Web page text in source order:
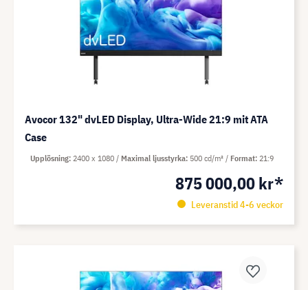
Avocor 132" dvLED Display, Ultra-Wide 21:9 mit ATA
Case
875 000,00 kr*
Leveranstid 4-6 veckor
Upplösning 2400 x 1080 Maximal ljusstyrka 500 cd/m² Format 21:9